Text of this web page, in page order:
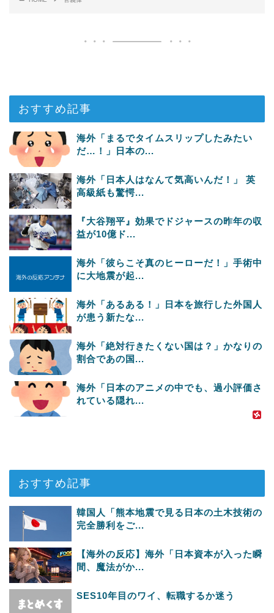
おすすめ記事
海外「まるでタイムスリップしたみたい
だ…！」日本の...
海外「日本人はなんて気高いんだ！」 英
高級紙も驚愕...
『大谷翔平』効果でドジャースの昨年の収
益が10億ド...
海外「彼らこそ真のヒーローだ！」手術中
に大地震が起...
海外「あるある！」日本を旅行した外国人
が患う新たな...
海外「絶対行きたくない国は？」かなりの
割合であの国...
海外「日本のアニメの中でも、過小評価さ
れている隠れ...
おすすめ記事
韓国人「熊本地震で見る日本の土木技術の
完全勝利をご...
【海外の反応】海外「日本資本が入った瞬
間、魔法がか...
SES10年目のワイ、転職するか迷う